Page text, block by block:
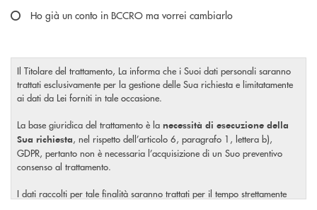
Ho già un conto in BCCRO ma vorrei cambiarlo
Il Titolare del trattamento, La informa che i Suoi dati personali saranno
trattati esclusivamente per la gestione delle Sua richiesta e limitatamente
ai dati da Lei forniti in tale occasione.
La base giuridica del trattamento è la necessità di esecuzione della
Sua richiesta, nel rispetto dell’articolo 6, paragrafo 1, lettera b),
GDPR, pertanto non è necessaria l’acquisizione di un Suo preventivo
consenso al trattamento.
I dati raccolti per tale finalità saranno trattati per il tempo strettamente